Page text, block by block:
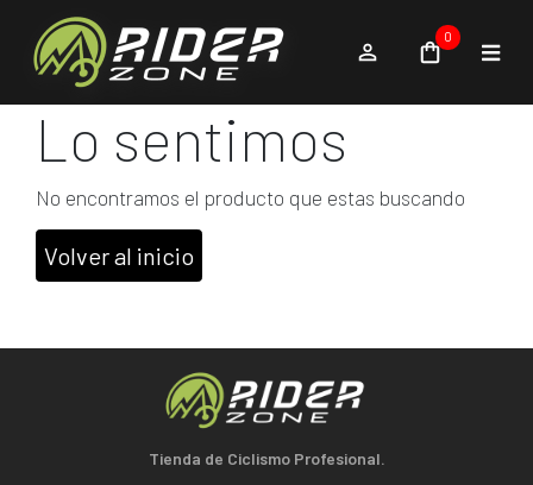
0
Lo sentimos
No encontramos el producto que estas buscando
Volver al inicio
Tienda de Ciclismo Profesional.